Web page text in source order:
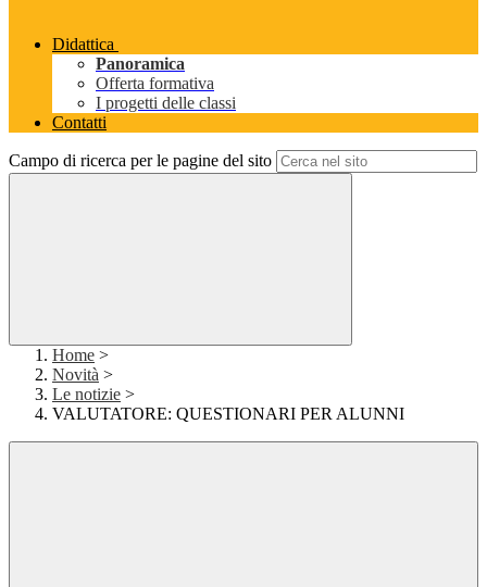
Didattica
Panoramica
Offerta formativa
I progetti delle classi
Contatti
Campo di ricerca per le pagine del sito
Home >
Novità >
Le notizie >
VALUTATORE: QUESTIONARI PER ALUNNI